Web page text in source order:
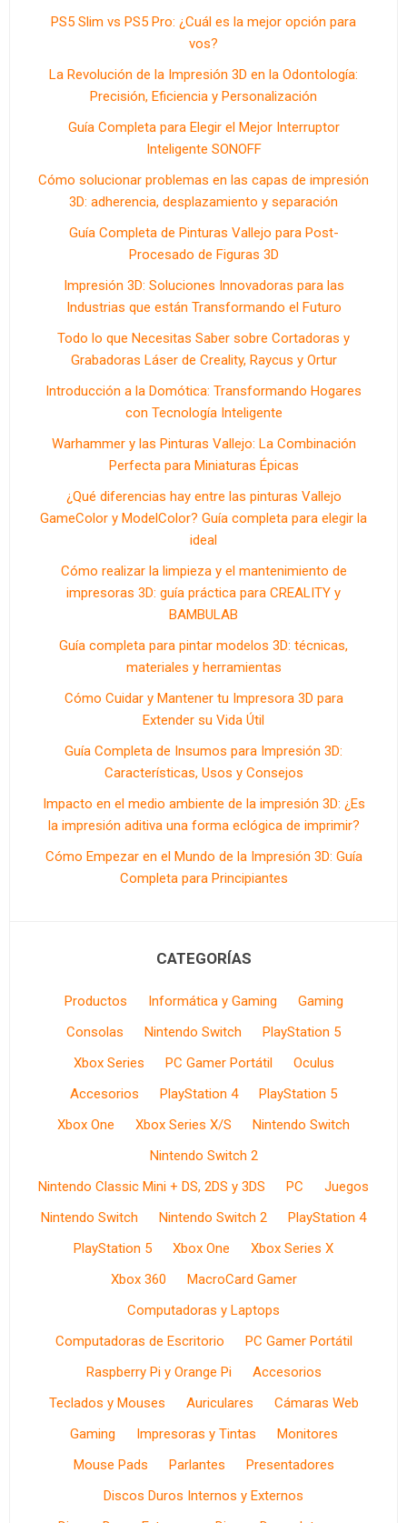
PS5 Slim vs PS5 Pro: ¿Cuál es la mejor opción para
vos?
La Revolución de la Impresión 3D en la Odontología:
Precisión, Eficiencia y Personalización
Guía Completa para Elegir el Mejor Interruptor
Inteligente SONOFF
Cómo solucionar problemas en las capas de impresión
3D: adherencia, desplazamiento y separación
Guía Completa de Pinturas Vallejo para Post-
Procesado de Figuras 3D
Impresión 3D: Soluciones Innovadoras para las
Industrias que están Transformando el Futuro
Todo lo que Necesitas Saber sobre Cortadoras y
Grabadoras Láser de Creality, Raycus y Ortur
Introducción a la Domótica: Transformando Hogares
con Tecnología Inteligente
Warhammer y las Pinturas Vallejo: La Combinación
Perfecta para Miniaturas Épicas
¿Qué diferencias hay entre las pinturas Vallejo
GameColor y ModelColor? Guía completa para elegir la
ideal
Cómo realizar la limpieza y el mantenimiento de
impresoras 3D: guía práctica para CREALITY y
BAMBULAB
Guía completa para pintar modelos 3D: técnicas,
materiales y herramientas
Cómo Cuidar y Mantener tu Impresora 3D para
Extender su Vida Útil
Guía Completa de Insumos para Impresión 3D:
Características, Usos y Consejos
Impacto en el medio ambiente de la impresión 3D: ¿Es
la impresión aditiva una forma eclógica de imprimir?
Cómo Empezar en el Mundo de la Impresión 3D: Guía
Completa para Principiantes
CATEGORÍAS
Productos Informática y Gaming
Gaming
Consolas
Nintendo Switch
PlayStation 5
Xbox Series
PC Gamer Portátil
Oculus
Accesorios
PlayStation 4
PlayStation 5
Xbox One
Xbox Series X/S
Nintendo Switch
Nintendo Switch 2
Nintendo Classic Mini + DS, 2DS y 3DS
PC
Juegos
Nintendo Switch
Nintendo Switch 2
PlayStation 4
PlayStation 5
Xbox One
Xbox Series X
Xbox 360
MacroCard Gamer
Computadoras y Laptops
Computadoras de Escritorio
PC Gamer Portátil
Raspberry Pi y Orange Pi
Accesorios
Teclados y Mouses
Auriculares
Cámaras Web
Gaming
Impresoras y Tintas
Monitores
Mouse Pads
Parlantes
Presentadores
Discos Duros Internos y Externos